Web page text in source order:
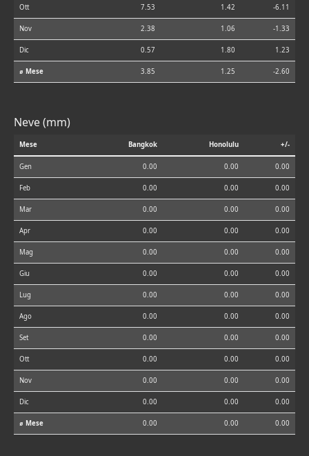
Ott 7.53 1.42 -6.11
Nov 2.38 1.06 -1.33
Dic 0.57 1.80 1.23
⌀ Mese 3.85 1.25 -2.60
Neve (mm)
Mese Bangkok Honolulu +/-
Gen 0.00 0.00 0.00
Feb 0.00 0.00 0.00
Mar 0.00 0.00 0.00
Apr 0.00 0.00 0.00
Mag 0.00 0.00 0.00
Giu 0.00 0.00 0.00
Lug 0.00 0.00 0.00
Ago 0.00 0.00 0.00
Set 0.00 0.00 0.00
Ott 0.00 0.00 0.00
Nov 0.00 0.00 0.00
Dic 0.00 0.00 0.00
⌀ Mese 0.00 0.00 0.00